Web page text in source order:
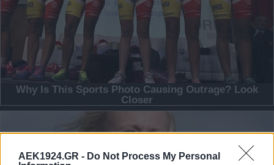
AEK1924.GR - Do Not Process My Personal